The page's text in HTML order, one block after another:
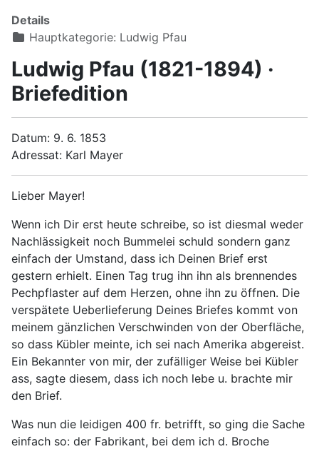
Details
Hauptkategorie: Ludwig Pfau
Ludwig Pfau (1821-1894) ·
Briefedition
Datum: 9. 6. 1853
Adressat: Karl Mayer
Lieber Mayer!
Wenn ich Dir erst heute schreibe, so ist diesmal weder
Nachlässigkeit noch Bummelei schuld sondern ganz
einfach der Umstand, dass ich Deinen Brief erst
gestern erhielt. Einen Tag trug ihn ihn als brennendes
Pechpflaster auf dem Herzen, ohne ihn zu öffnen. Die
verspätete Ueberlieferung Deines Briefes kommt von
meinem gänzlichen Verschwinden von der Oberfläche,
so dass Kübler meinte, ich sei nach Amerika abgereist.
Ein Bekannter von mir, der zufälliger Weise bei Kübler
ass, sagte diesem, dass ich noch lebe u. brachte mir
den Brief.
Was nun die leidigen 400 fr. betrifft, so ging die Sache
einfach so: der Fabrikant, bei dem ich d. Broche